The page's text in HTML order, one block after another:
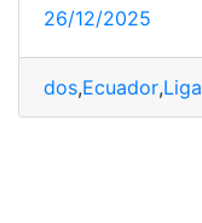
26/12/2025
dos,Ecuador,Liga